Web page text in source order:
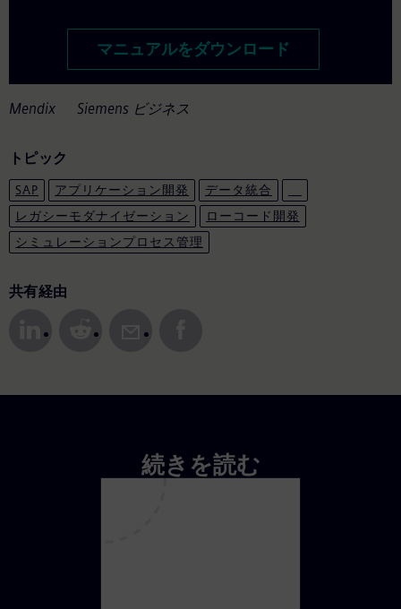
マニュアルをダウンロード
Mendix Siemens ビジネス
トピック
SAP アプリケーション開発
データ統合
レガシーモダナイゼーション
ローコード開発
シミュレーションプロセス管理
ソーシャルメディアに共有する
共有経由
続きを読む